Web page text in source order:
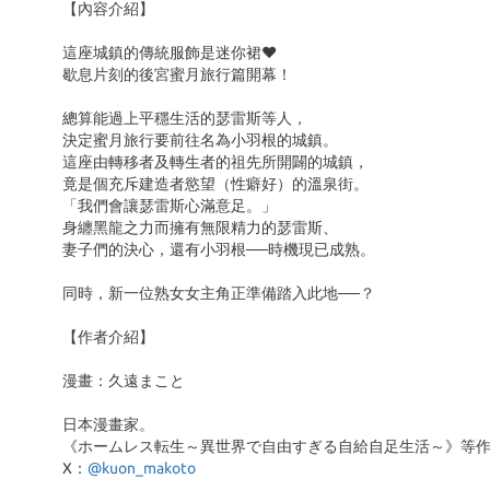
【內容介紹】
這座城鎮的傳統服飾是迷你裙❤
歇息片刻的後宮蜜月旅行篇開幕！
總算能過上平穩生活的瑟雷斯等人，
決定蜜月旅行要前往名為小羽根的城鎮。
這座由轉移者及轉生者的祖先所開闢的城鎮，
竟是個充斥建造者慾望（性癖好）的溫泉街。
「我們會讓瑟雷斯心滿意足。」
身纏黑龍之力而擁有無限精力的瑟雷斯、
妻子們的決心，還有小羽根──時機現已成熟。
同時，新一位熟女女主角正準備踏入此地──？
【作者介紹】
漫畫：久遠まこと
日本漫畫家。
《ホームレス転生～異世界で自由すぎる自給自足生活～》等作
X： @kuon_makoto